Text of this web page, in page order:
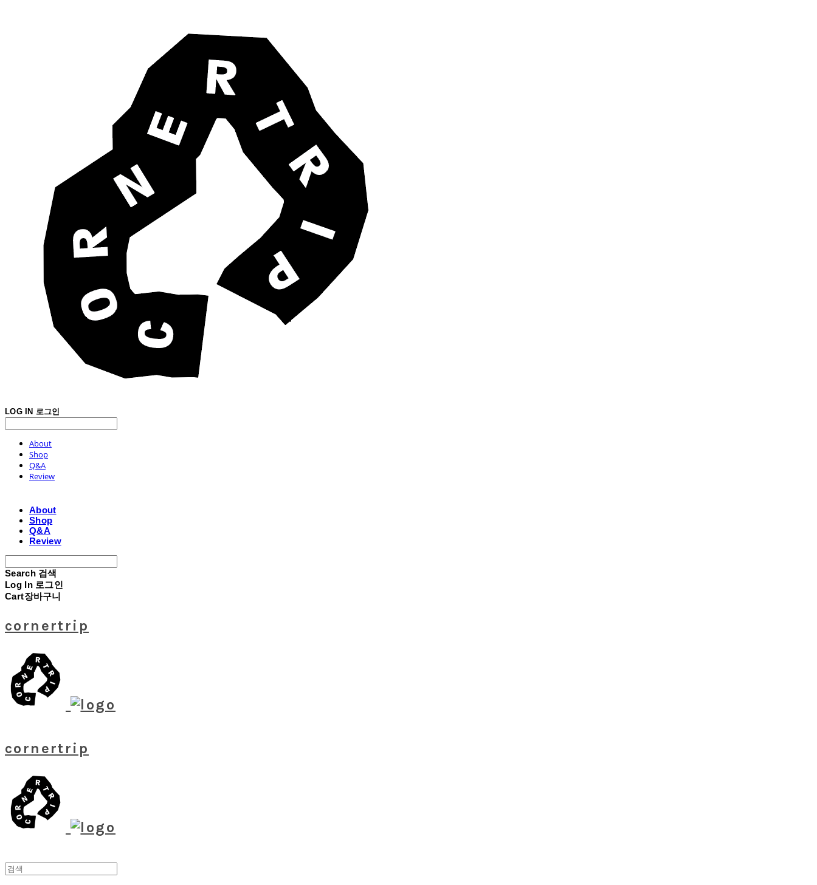
LOG IN 로그인
About
Shop
Q&A
Review
About
Shop
Q&A
Review
Search 검색
Log In 로그인
Cart장바구니
cornertrip
cornertrip